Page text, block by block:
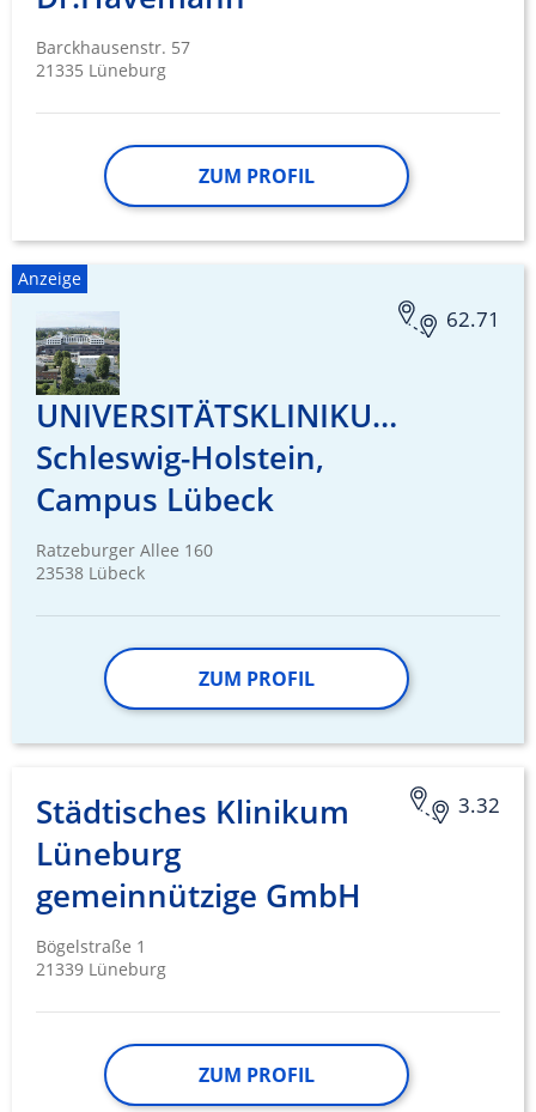
Barckhausenstr. 57
21335 Lüneburg
ZUM PROFIL
Anzeige
62.71
UNIVERSITÄTSKLINIKUM
Schleswig-Holstein,
Campus Lübeck
Ratzeburger Allee 160
23538 Lübeck
ZUM PROFIL
3.32
Städtisches Klinikum
Lüneburg
gemeinnützige GmbH
Bögelstraße 1
21339 Lüneburg
ZUM PROFIL